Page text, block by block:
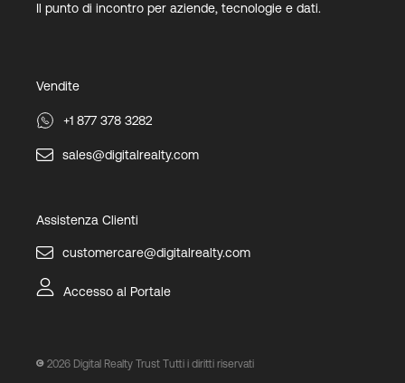
Il punto di incontro per aziende, tecnologie e dati.
Vendite
+1 877 378 3282
sales@digitalrealty.com
Assistenza Clienti
customercare@digitalrealty.com
Accesso al Portale
2026 Digital Realty Trust Tutti i diritti riservati